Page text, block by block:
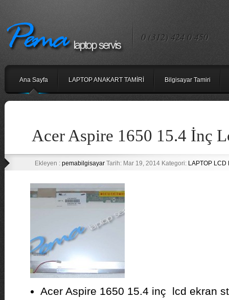
0 (312) 424 0 450
Ana Sayfa LAPTOP ANAKART TAMİRİ Bilgisayar Tamiri
Acer Aspire 1650 15.4 İnç
Ekleyen : pemabilgisayarTarih: Mar 19, 2014 Kategori: LAPTOP LCD
Acer Aspire 1650 15.4 inç lcd ekran